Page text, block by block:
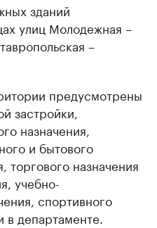
зданий
улиц Молодежная –
–
предусмотрены
застройки,
назначения,
и бытового
торгового назначения
учебно-
спортивного
в департаменте.